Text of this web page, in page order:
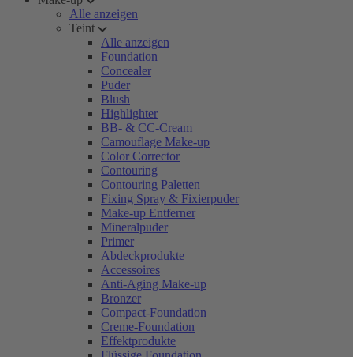
Alle anzeigen
Teint
Alle anzeigen
Foundation
Concealer
Puder
Blush
Highlighter
BB- & CC-Cream
Camouflage Make-up
Color Corrector
Contouring
Contouring Paletten
Fixing Spray & Fixierpuder
Make-up Entferner
Mineralpuder
Primer
Abdeckprodukte
Accessoires
Anti-Aging Make-up
Bronzer
Compact-Foundation
Creme-Foundation
Effektprodukte